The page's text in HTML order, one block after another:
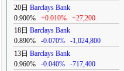
20日 Barclays Bank
0.900%
+0.010% +27,200
18日 Barclays Bank
0.890%
-0.070% -1,024,800
13日 Barclays Bank
0.960%
-0.040% -717,400